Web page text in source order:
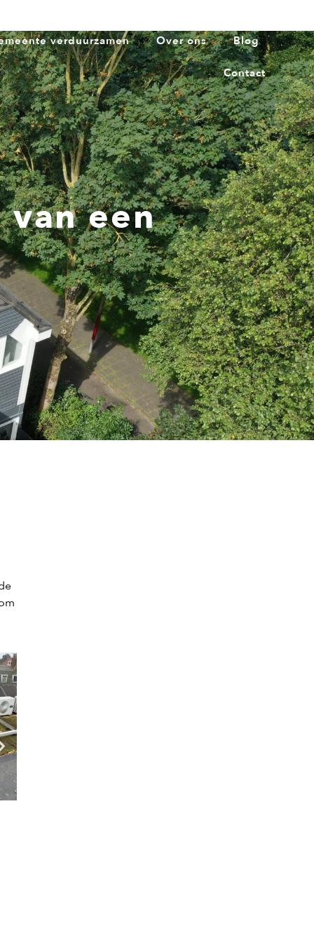
verduurzamen Over ons Blog
Contact
een